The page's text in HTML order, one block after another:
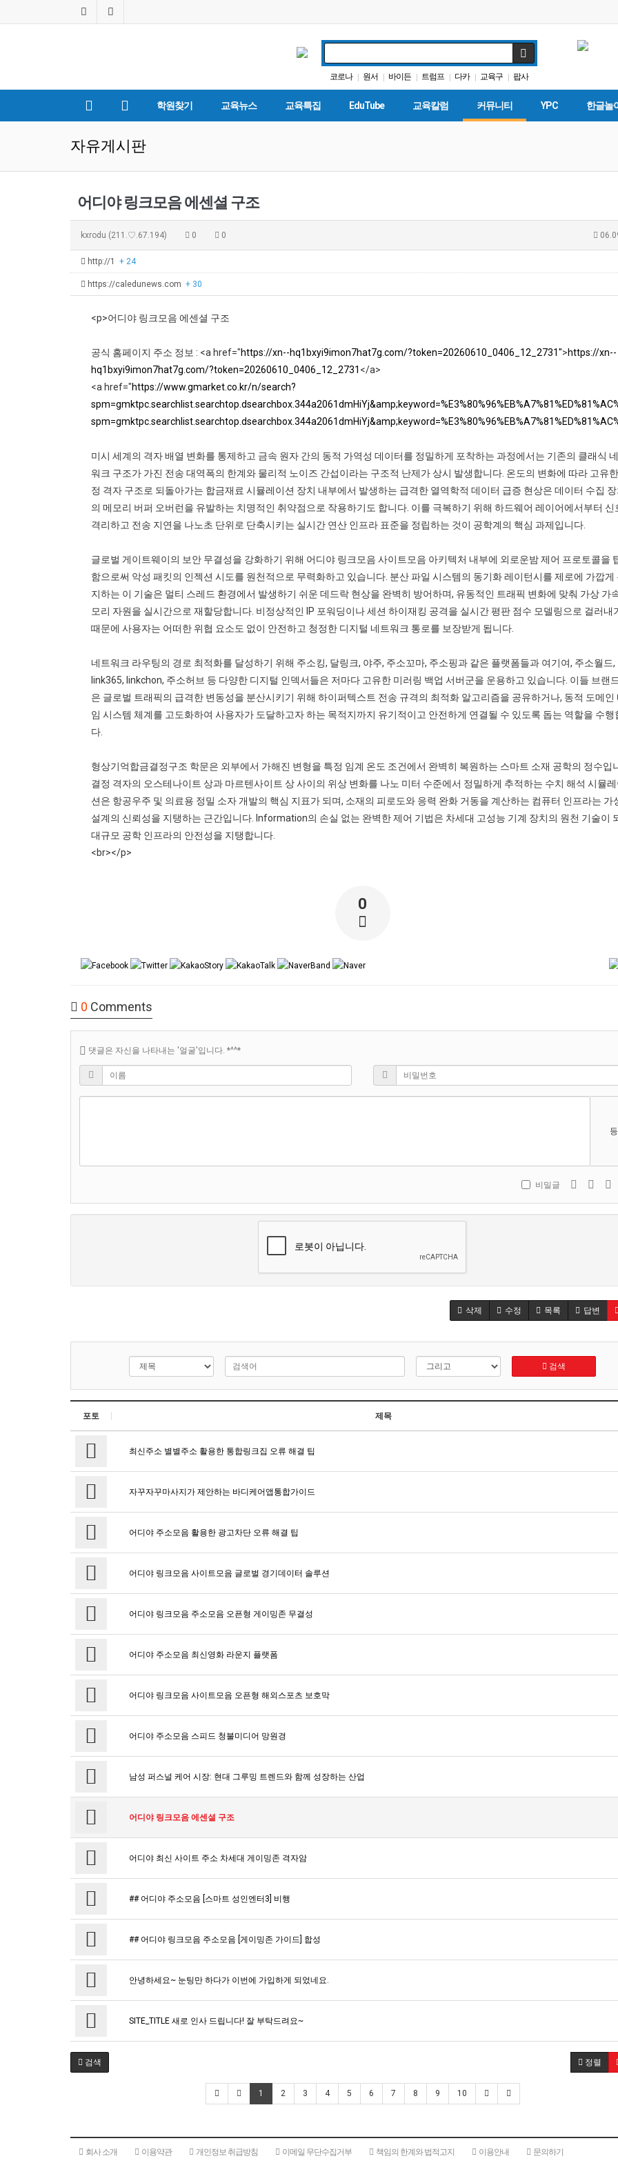
코로나 | 원서 | 바이든 | 트럼프 | 다카 | 교육구 | 팝사
| 가주교육부 | DACA | 특별활동
학원찾기 교육뉴스 교육특집 EduTube 교육칼럼 커뮤니티 YPC 한글놀
자유게시판
어디야 링크모음 에센셜 구조
kxrodu (211.♡.67.194) 0 0
http://1 + 24
https://caledunews.com + 30
<p>어디야 링크모음 에센셜 구조
공식 홈페이지 주소 정보 : <a href="https://xn--hq1bxyi9imon7hat7g.com/?token=20260610_0406_12_2731">https://xn--
hq1bxyi9imon7hat7g.com/?token=20260610_0406_12_2731 </a>
<a href="https://www.gmarket.co.kr/n/search?
미시 세계의 격자 배열 변화를 통제하고 금속 원자 간의 동적 가역성 데이터를 정밀하게 포착하는 과정에서는 기존의 클래식
워크 구조가 가진 전송 대역폭의 한계와 물리적 노이즈 간섭이라는 구조적 난제가 상시 발생합니다. 온도의 변화에 따라 고유
정 격자 구조로 되돌아가는 합금재료 시뮬레이션 장치 내부에서 발생하는 급격한 열역학적 데이터 급증 현상은 데이터 수집
의 메모리 버퍼 오버런을 유발하는 치명적인 취약점으로 작용하기도 합니다. 이를 극복하기 위해 하드웨어 레이어에서부터 신
격리하고 전송 지연을 나노초 단위로 단축시키는 실시간 연산 인프라 표준을 정립하는 것이 공학계의 핵심 과제입니다.
글로벌 게이트웨이의 보안 무결성을 강화하기 위해 어디야 링크모음 사이트모음 아키텍처 내부에 외로운밤 제어 프로토콜을
함으로써 악성 패킷의 인젝션 시도를 원천적으로 무력화하고 있습니다. 분산 파일 시스템의 동기화 레이턴시를 제로에 가깝게
지하는 이 기술은 멀티 스레드 환경에서 발생하기 쉬운 데드락 현상을 완벽히 방어하며, 유동적인 트래픽 변화에 맞춰 가상 가
모리 자원을 실시간으로 재할당합니다. 비정상적인 IP 포워딩이나 세션 하이재킹 공격을 실시간 평판 점수 모델링으로 걸러내
때문에 사용자는 어떠한 위협 요소도 없이 안전하고 청정한 디지털 네트워크 통로를 보장받게 됩니다.
네트워크 라우팅의 경로 최적화를 달성하기 위해 주소킹, 달링크, 야주, 주소꼬마, 주소핑과 같은 플랫폼들과 여기여, 주소월드,
link365, linkchon, 주소허브 등 다양한 디지털 인덱서들은 저마다 고유한 미러링 백업 서버군을 운용하고 있습니다. 이들 브랜
은 글로벌 트래픽의 급격한 변동성을 분산시키기 위해 하이퍼텍스트 전송 규격의 최적화 알고리즘을 공유하거나, 동적 도메인
임 시스템 체계를 고도화하여 사용자가 도달하고자 하는 목적지까지 유기적이고 안전하게 연결될 수 있도록 돕는 역할을 수행
다.
형상기억합금결정구조 학문은 외부에서 가해진 변형을 특정 임계 온도 조건에서 완벽히 복원하는 스마트 소재 공학의 정수입
결정 격자의 오스테나이트 상과 마르텐사이트 상 사이의 위상 변화를 나노 미터 수준에서 정밀하게 추적하는 수치 해석 시뮬
션은 항공우주 및 의료용 정밀 소자 개발의 핵심 지표가 되며, 소재의 피로도와 응력 완화 거동을 계산하는 컴퓨터 인프라는 가
설계의 신뢰성을 지탱하는 근간입니다. Information의 손실 없는 완벽한 제어 기법은 차세대 고성능 기계 장치의 원천 기술이
대규모 공학 인프라의 안전성을 지탱합니다.
<br></p>
0
0 Comments
댓글은 자신을 나타내는 '얼굴'입니다. *^^*
비밀글
삭제 수정 목록 답변
검색
포토 제목
최신주소 별별주소 활용한 통합링크집 오류 해결 팁
자꾸자꾸마사지가 제안하는 바디케어앱통합가이드
어디야 주소모음 활용한 광고차단 오류 해결 팁
어디야 링크모음 사이트모음 글로벌 경기데이터 솔루션
어디야 링크모음 주소모음 오픈형 게이밍존 무결성
어디야 주소모음 최신영화 라운지 플랫폼
어디야 링크모음 사이트모음 오픈형 해외스포츠 보호막
어디야 주소모음 스피드 청불미디어 망원경
남성 퍼스널 케어 시장: 현대 그루밍 트렌드와 함께 성장하는 산업
어디야 링크모음 에센셜 구조
어디야 최신 사이트 주소 차세대 게이밍존 격자암
## 어디야 주소모음 [스마트 성인엔터3] 비행
## 어디야 링크모음 주소모음 [게이밍존 가이드] 합성
안녕하세요~ 눈팅만 하다가 이번에 가입하게 되었네요.
SITE_TITLE 새로 인사 드립니다! 잘 부탁드려요~
정렬
검색
1 2 3 4 5 6 7 8 9 10
회사 소개 이용약관 개인정보 취급방침 이메일 무단수집거부 책임의 한계와 법적고지 이용안내 문의하기